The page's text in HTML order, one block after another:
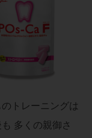
トレーニングは
多くの親御さ